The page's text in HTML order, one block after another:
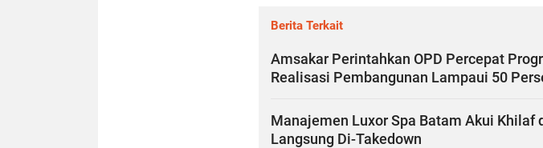
Berita Terkait
Amsakar Perintahkan OPD Percepat
Realisasi Pembangunan Lampaui 50
Manajemen Luxor Spa Batam Akui Khilaf
Langsung Di-Takedown